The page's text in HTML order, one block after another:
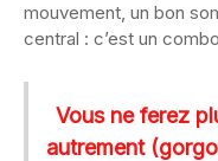
mouvement, un bon
central : c’est un
Vous ne ferez
autrement